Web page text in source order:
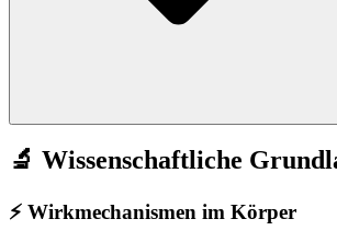
🔬 Wissenschaftliche
⚡ Wirkmechanismen im Körper